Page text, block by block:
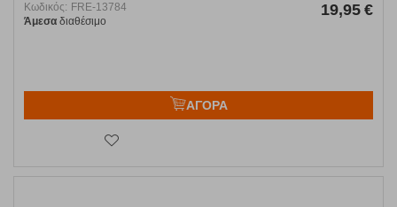
Κωδικός: FRE-13784
Άμεσα διαθέσιμο
19,95 €
ΑΓΟΡΑ